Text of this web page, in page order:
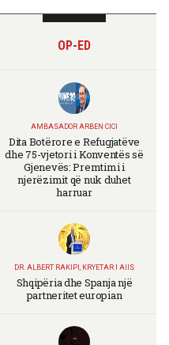
OP-ED
AMBASADOR ARBEN CICI
Dita Botërore e Refugjatëve
dhe 75-vjetori i Konventës së
Gjenevës: Premtimi i
njerëzimit që nuk duhet
harruar
DR. ALBERT RAKIPI, KRYETAR I AIIS
Shqipëria dhe Spanja një
partneritet europian